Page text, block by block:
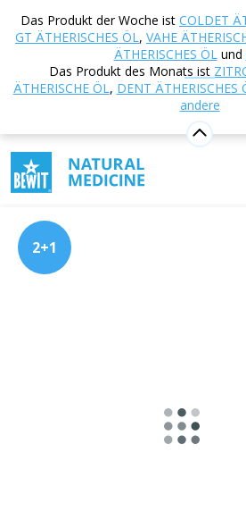
Das Produkt der Woche ist COLDET
GT ÄTHERISCHES ÖL, VAHE
ÄTHERISCHES ÖLund
Das Produkt des Monats ist
ÄTHERISCHE ÖL, DENT ÄTHERISCHES
andere
Startseite E-shop
Ernährung
Nahrungsergänzungsmittel
Superfood-Mischungen
Supernahrungsmittel
5 Anzeigen 6 Rezensionen
2+1